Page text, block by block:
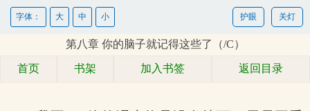
关灯
护眼
字体： 大 中 小
第八章 你的脑子就记得这些了（/C）
首页 书架 加入书签 返回目录